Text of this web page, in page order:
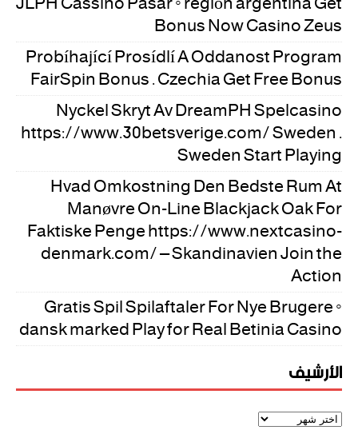
Bonus Now Casino Zeus
Probíhající Prosídlí A Oddanost Program
FairSpin Bonus . Czechia Get Free Bonus
Nyckel Skryt Av DreamPH Spelcasino
https://www.30betsverige.com/ Sweden .
Sweden Start Playing
Hvad Omkostning Den Bedste Rum At
Manøvre On-Line Blackjack Oak For
Faktiske Penge https://www.nextcasino-
denmark.com/ – Skandinavien Join the
Action
Gratis Spil Spilaftaler For Nye Brugere ◦
dansk marked Play for Real Betinia Casino
الأرشيف